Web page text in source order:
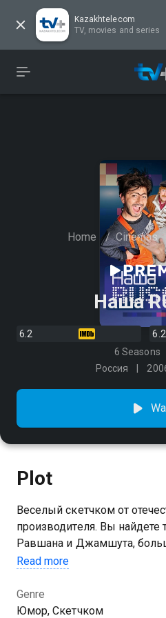
Kazakhtelecom
TV, movies and series
Home / Cinemas
Наша
6.2
6.2
6 Seasons
Россия
Plot
Веселый скетчком от
производителя. Вы найдете
Равшана и Джамшута,
разрушений, чем для
любые ухищрения ради
близко познакомитесь с
Read more
Genre
Юмор, Скетчком